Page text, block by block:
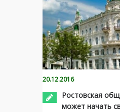
20.12.2016
Ростовская
может начать